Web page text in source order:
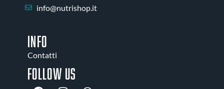
info@nutrishop.it
INFO
Contatti
Follow us